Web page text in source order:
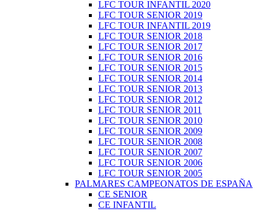
LFC TOUR INFANTIL 2020
LFC TOUR SENIOR 2019
LFC TOUR INFANTIL 2019
LFC TOUR SENIOR 2018
LFC TOUR SENIOR 2017
LFC TOUR SENIOR 2016
LFC TOUR SENIOR 2015
LFC TOUR SENIOR 2014
LFC TOUR SENIOR 2013
LFC TOUR SENIOR 2012
LFC TOUR SENIOR 2011
LFC TOUR SENIOR 2010
LFC TOUR SENIOR 2009
LFC TOUR SENIOR 2008
LFC TOUR SENIOR 2007
LFC TOUR SENIOR 2006
LFC TOUR SENIOR 2005
PALMARES CAMPEONATOS DE ESPAÑA
CE SENIOR
CE INFANTIL